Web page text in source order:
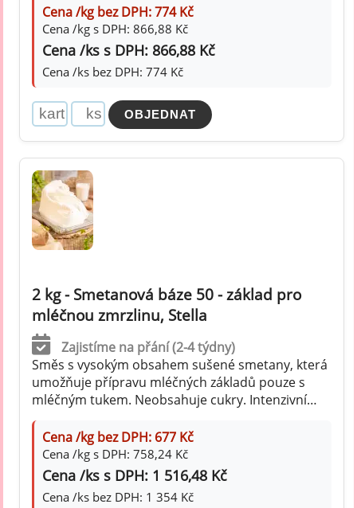
Cena /kg bez DPH: 774 Kč
Cena /kg s DPH: 866,88 Kč
Cena /ks s DPH: 866,88 Kč
Cena /ks bez DPH: 774 Kč
2 kg - Smetanová báze 50 - základ pro
mléčnou zmrzlinu, Stella
Zajistíme na přání (2-4 týdny)
Směs s vysokým obsahem sušené smetany, která
umožňuje přípravu mléčných základů pouze s
mléčným tukem. Neobsahuje cukry. Intenzivní
chuť smetany a krémová struktura.
Cena /kg bez DPH: 677 Kč
Cena /kg s DPH: 758,24 Kč
Cena /ks s DPH: 1 516,48 Kč
Cena /ks bez DPH: 1 354 Kč